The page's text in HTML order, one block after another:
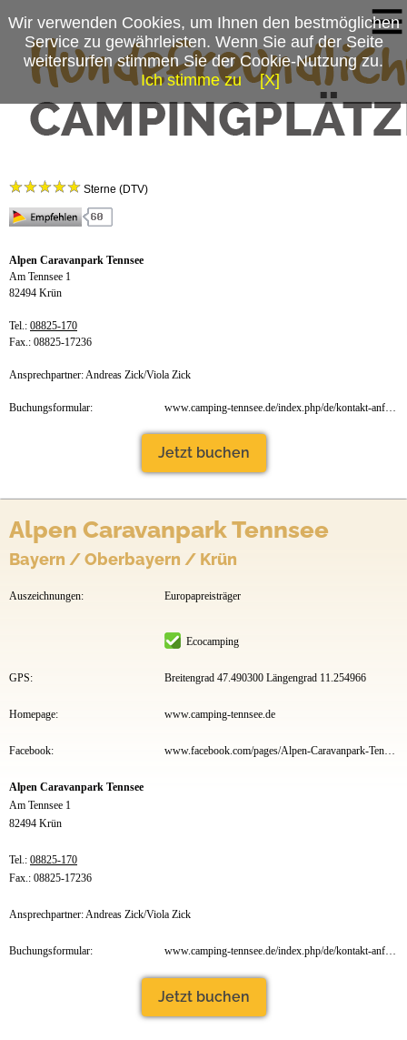
Campingplatzmenü
Anfahrt Sterne (DTV)
Alpen Caravanpark Tennsee
Am Tennsee 1
82494 Krün
Tel.: 08825-170
Fax.: 08825-17236
Ansprechpartner: Andreas Zick/Viola Zick
Buchungsformular: www.camping-tennsee.de/index.php/de/kontakt-anfahrt/formular.html
Jetzt buchen
Alpen Caravanpark Tennsee
Bayern / Oberbayern / Krün
Auszeichnungen: Europapreisträger
Ecocamping
GPS: Breitengrad 47.490300 Längengrad 11.254966
Homepage: www.camping-tennsee.de
Facebook: www.facebook.com/pages/Alpen-Caravanpark-Tennsee
Alpen Caravanpark Tennsee
Am Tennsee 1
82494 Krün
Tel.: 08825-170
Fax.: 08825-17236
Ansprechpartner: Andreas Zick/Viola Zick
Buchungsformular: www.camping-tennsee.de/index.php/de/kontakt-anfahrt/formular.html
Jetzt buchen
Wir verwenden Cookies, um Ihnen den bestmöglichen
Service zu gewährleisten. Wenn Sie auf der Seite
weitersurfen stimmen Sie der Cookie-Nutzung zu.
Ich stimme zu
[X]